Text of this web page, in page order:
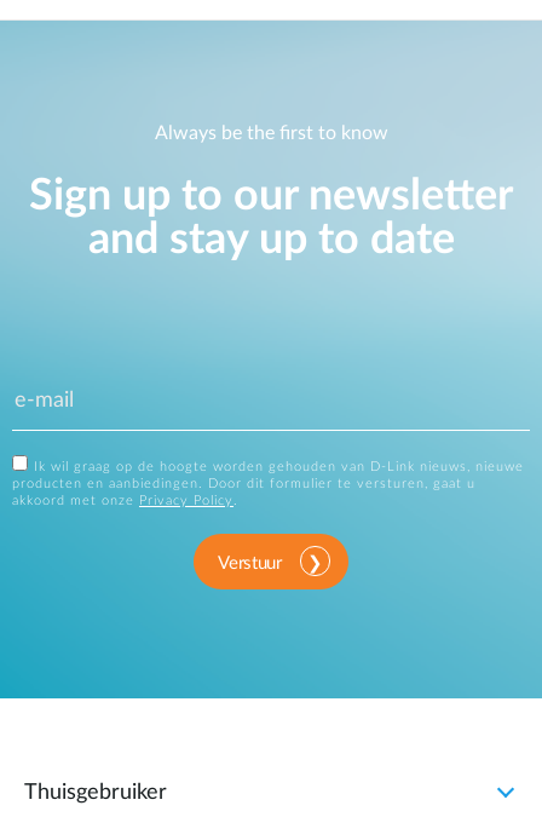
Always be the first to know
Sign up to our newsletter
and stay up to date
Ik wil graag op de hoogte worden gehouden van D-Link nieuws, nieuwe
producten en aanbiedingen. Door dit formulier te versturen, gaat u
akkoord met onze
Privacy Policy .
Verstuur
Thuisgebruiker